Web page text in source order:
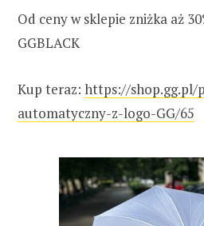
Od ceny w sklepie zniżka aż
GGBLACK
Kup teraz: https://shop.gg.pl/
automatyczny-z-logo-GG/65